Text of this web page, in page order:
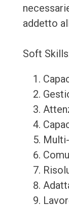
addetto
Soft